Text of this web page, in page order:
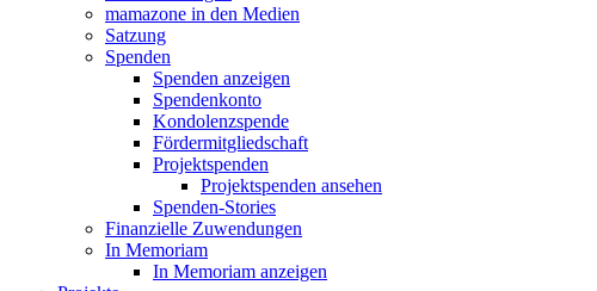
mamazone in den Medien
Satzung
Spenden
Spenden anzeigen
Spendenkonto
Kondolenzspende
Fördermitgliedschaft
Projektspenden
Projektspenden ansehen
Spenden-Stories
Finanzielle Zuwendungen
In Memoriam
In Memoriam anzeigen